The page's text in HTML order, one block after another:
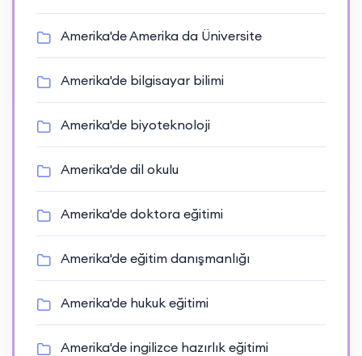
Amerika'de Amerika da Üniversite
Amerika'de bilgisayar bilimi
Amerika'de biyoteknoloji
Amerika'de dil okulu
Amerika'de doktora eğitimi
Amerika'de eğitim danışmanlığı
Amerika'de hukuk eğitimi
Amerika'de ingilizce hazırlık eğitimi